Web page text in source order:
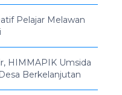
Pelajar Melawan
HIMMAPIK Umsida
Berkelanjutan